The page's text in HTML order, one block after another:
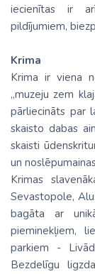
iecienītas ir
pildījumiem,
Krima
Krima ir viena
„muzeju zem
pārliecināts par
skaisto dabas
skaisti
un
Krimas
Sevastopole,
bagāta ar
pieminekļiem,
parkiem -
Bezdelīgu